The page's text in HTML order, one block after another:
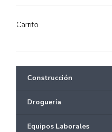
Carrito
Construcción
Droguería
Equipos Laborales